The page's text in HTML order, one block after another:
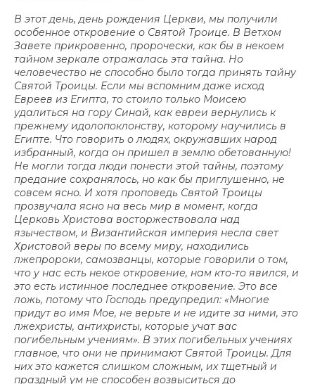
В этот день, день рождения Церкви, мы получили
особенное откровение о Святой Троице. В Ветхом
Завете прикровенно, пророчески, как бы в некоем
тайном зеркале отражалась эта тайна. Но
человечество не способно было тогда принять тайну
Святой Троицы. Если мы вспомним даже исход
Евреев из Египта, то стоило только Моисею
удалиться на гору Синай, как евреи вернулись к
прежнему идолопоклонству, которому научились в
Египте. Что говорить о людях, окружавших народ
избранный, когда он пришел в землю обетованную!
Не могли тогда люди понести этой тайны, поэтому
предание сохранялось, но как бы приглушенно, не
совсем ясно. И хотя проповедь Святой Троицы
прозвучала ясно на весь мир в момент, когда
Церковь Христова восторжествовала над
язычеством, и Византийская империя несла свет
Христовой веры по всему миру, находились
лжепророки, самозванцы, которые говорили о том,
что у нас есть некое откровение, нам кто-то явился, и
это есть истинное последнее откровение. Это все
ложь, потому что Господь предупредил: «Многие
придут во имя Мое, не верьте и не идите за ними, это
лжехристы, антихристы, которые учат вас
погибельным учениям». В этих погибельных учениях
главное, что они не принимают Святой Троицы. Для
них это кажется слишком сложным, их тщетный и
праздный ум не способен возвыситься до